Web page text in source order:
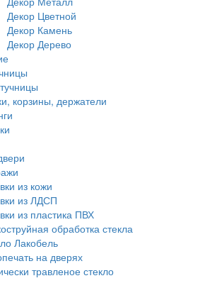
Декор Цветной
Декор Камень
Декор Дерево
корзины, держатели
из кожи
из ЛДСП
из пластика ПВХ
обработка стекла
Лакобель
на дверях
травленое стекло